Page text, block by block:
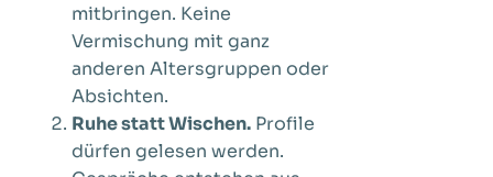
mitbringen. Keine
Vermischung mit ganz
anderen Altersgruppen oder
Absichten.
Ruhe statt Wischen.Profile
dürfen gelesen werden.